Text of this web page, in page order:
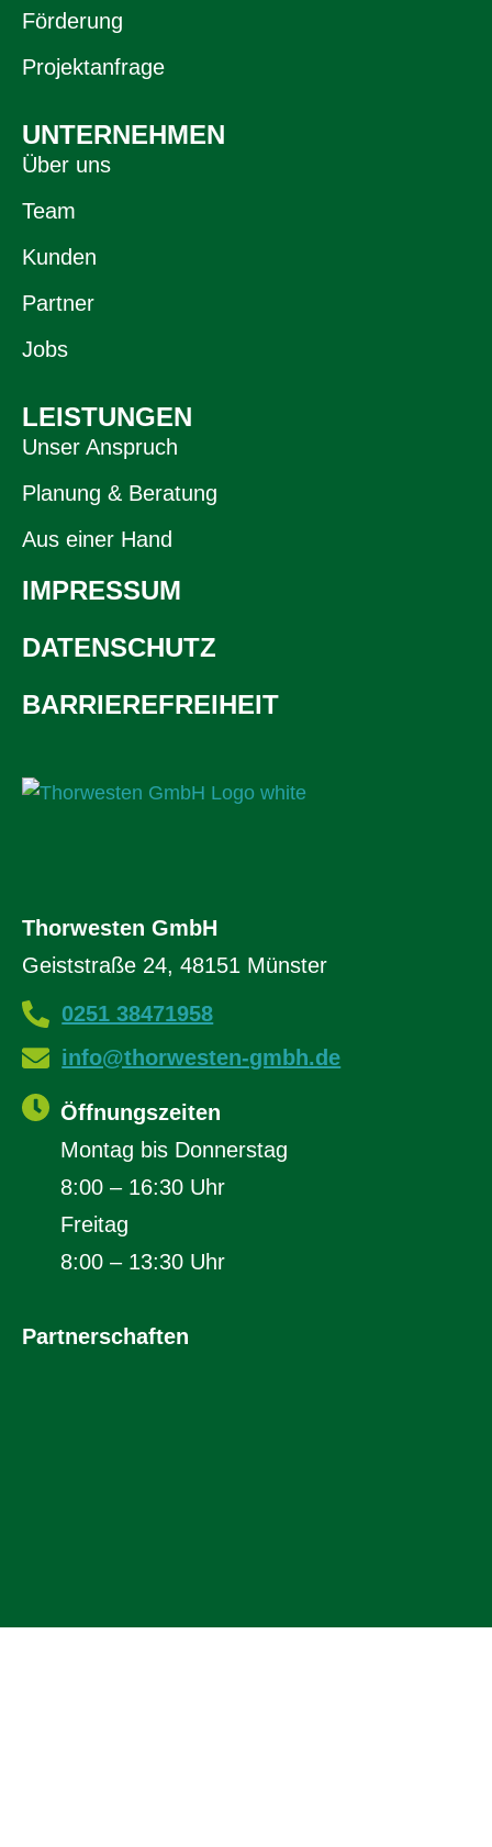
Förderung
Projektanfrage
UNTERNEHMEN
Über uns
Team
Kunden
Partner
Jobs
LEISTUNGEN
Unser Anspruch
Planung & Beratung
Aus einer Hand
IMPRESSUM
DATENSCHUTZ
BARRIEREFREIHEIT
Thorwesten GmbH
Geiststraße 24, 48151 Münster
0251 38471958
info@thorwesten-gmbh.de
Öffnungszeiten
Montag bis Donnerstag
8:00 – 16:30 Uhr
Freitag
8:00 – 13:30 Uhr
Partnerschaften